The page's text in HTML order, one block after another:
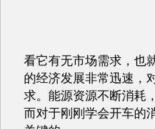
看它有无市场需求，也
的经济发展非常迅速，
求。能源资源不断消耗
而对于刚刚学会开车的